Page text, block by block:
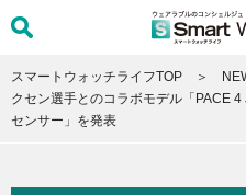
スマートウォッチライフTOP
クセン選手とのコラボモデル「PACE
センサー」を発表